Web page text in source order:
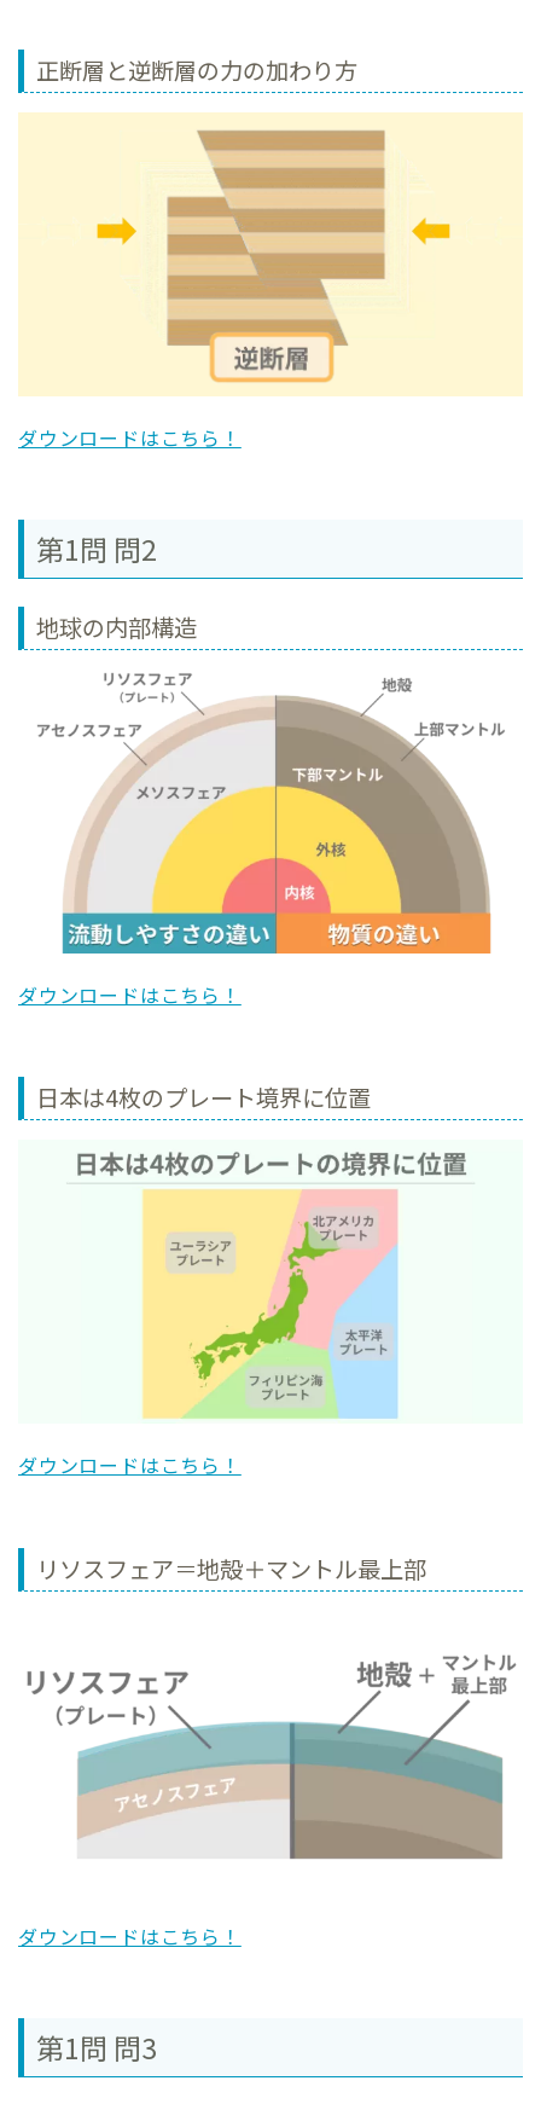
正断層と逆断層の力の加わり方
ダウンロードはこちら！
第1問 問2
地球の内部構造
ダウンロードはこちら！
日本は4枚のプレート境界に位置
ダウンロードはこちら！
リソスフェア＝地殻＋マントル最上部
ダウンロードはこちら！
第1問 問3